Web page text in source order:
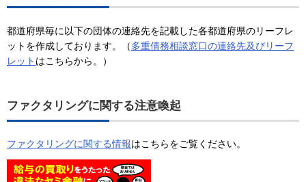
都道府県毎に以下の団体の連絡先を記載した各都道府県のリーフレ
ットを作成しております。（多重債務相談窓口の連絡先及びリーフ
レット はこちらから。）
ファクタリングに関する注意喚起
ファクタリングに関する情報はこちらをご覧ください。